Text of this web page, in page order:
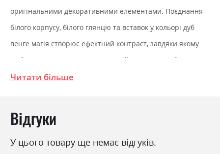
оригінальними декоративними елементами. Поєднання
білого корпусу, білого глянцю та вставок у кольорі дуб
венге магія створює ефектний контраст, завдяки якому
меблі виглядають стильно, легко й актуально в будь-
якому сучасному інтер'єрі.
Україна
Колекція виготовлена з ламінованої ДСП та МДФ, що
Читати більше
Відгуки
У цього товару ще немає відгуків.